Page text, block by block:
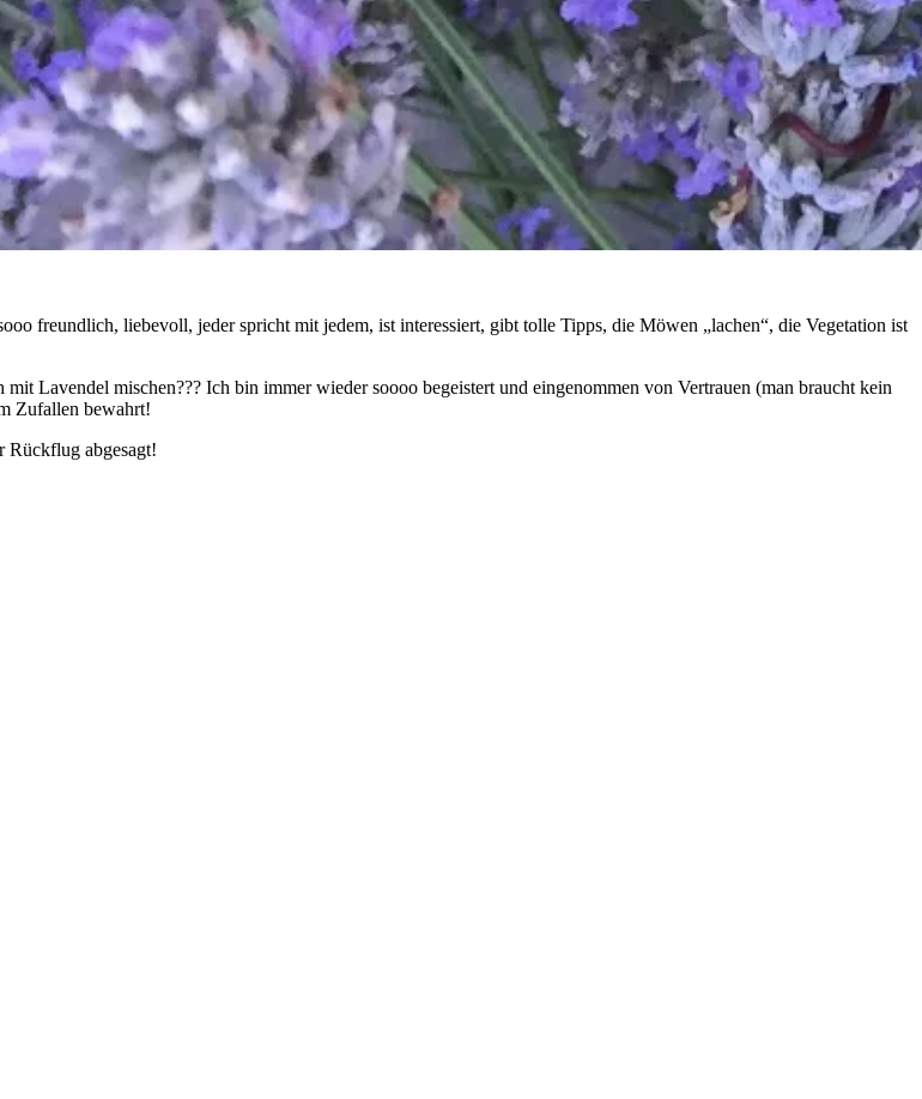
freundlich, liebevoll, jeder spricht mit jedem, ist interessiert, gibt tolle Tipps, die Möwen „lachen“, die Vegetation ist
Lavendel mischen??? Ich bin immer wieder soooo begeistert und eingenommen von Vertrauen (man braucht kein
Zufallen bewahrt!
Rückflug abgesagt!